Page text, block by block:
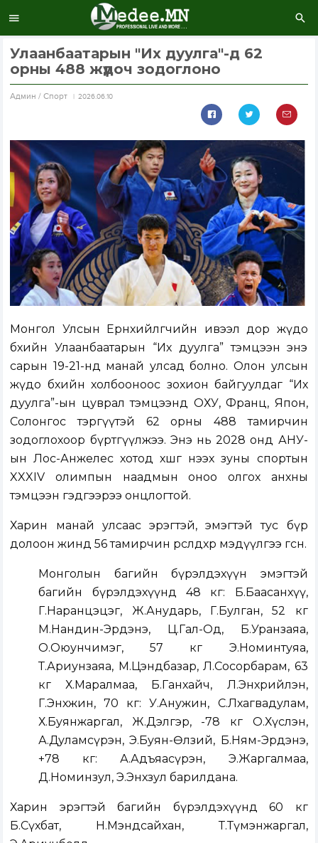
Улаанбаатарын "Их дуулга"-д 62
орны 488 жүдоч зодоглоно
Aдмин / Спорт 2026.06.10
Монгол Улсын Ерөнхийлөгчийн ивээл дор жүдо
бөхийн Улаанбаатарын “Их дуулга” тэмцээн энэ
сарын 19-21-нд манай улсад болно. Олон улсын
жүдо бөхийн холбооноос зохион байгуулдаг “Их
дуулга”-ын цуврал тэмцээнд ОХУ, Франц, Япон,
Солонгос тэргүүтэй 62 орны 488 тамирчин
зодоглохоор бүртгүүлжээ. Энэ нь 2028 онд АНУ-
ын Лос-Анжелес хотод хөшгөө нээх зуны спортын
XXXIV олимпын наадмын оноо олгох анхны
тэмцээн гэдгээрээ онцлогтой.
Харин манай улсаас эрэгтэй, эмэгтэй тус бүр
долоон жинд 56 тамирчин өрсөлдөхөөр мэдүүлгээ өгсөн.
Монголын багийн бүрэлдэхүүн эмэгтэй
багийн бүрэлдэхүүнд 48 кг: Б.Баасанхүү,
Г.Наранцэцэг, Ж.Анударь, Г.Булган, 52 кг
М.Нандин-Эрдэнэ, Ц.Гал-Од, Б.Уранзаяа,
О.Оюунчимэг, 57 кг Э.Номинтуяа,
Т.Ариунзаяа, М.Цэндбазар, Л.Сосорбарам, 63
кг Х.Маралмаа, Б.Ганхайч, Л.Энхрийлэн,
Г.Энхжин, 70 кг: У.Анужин, С.Лхагвадулам,
Х.Буянжаргал, Ж.Дэлгэр, -78 кг О.Хүслэн,
А.Дуламсүрэн, Э.Буян-Өлзий, Б.Ням-Эрдэнэ,
+78 кг: А.Адъяасүрэн, Э.Жаргалмаа,
Д.Номинзул, Э.Энхзул барилдана.
Харин эрэгтэй багийн бүрэлдэхүүнд 60 кг
Б.Сүхбат, Н.Мэндсайхан, Т.Түмэнжаргал,